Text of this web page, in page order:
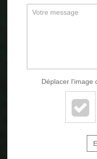
Déplacer l'image